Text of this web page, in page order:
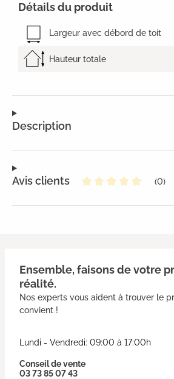
Description
Avis clients
(0)
Détails du produit
Largeur avec débord de toit
Hauteur totale
Ensemble, faisons de votre
réalité.
Nos experts vous aident à trouver le
convient !
Lundi - Vendredi: 09:00 à 17:00h
Conseil de vente
03 73 85 07 43